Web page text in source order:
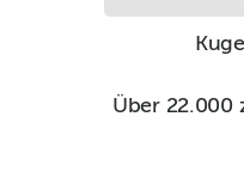
Über 22.000